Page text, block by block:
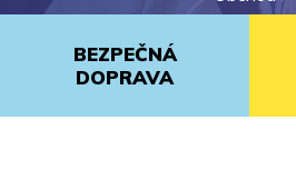
BEZPEČNÁ
DOPRAVA